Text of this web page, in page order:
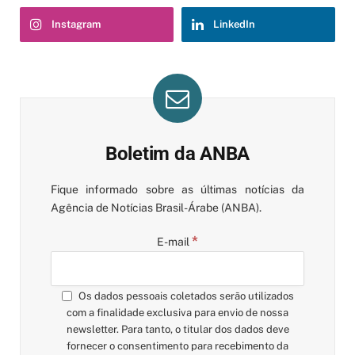
Instagram LinkedIn
Boletim da ANBA
Fique informado sobre as últimas notícias da
Agência de Notícias Brasil-Árabe (ANBA).
E-mail *
Os dados pessoais coletados serão utilizados
com a finalidade exclusiva para envio de nossa
newsletter. Para tanto, o titular dos dados deve
fornecer o consentimento para recebimento da